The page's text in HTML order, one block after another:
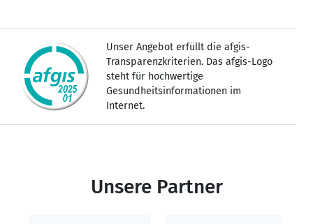
Unser Angebot erfüllt die afgis-
Transparenzkriterien. Das afgis-Logo
steht für hochwertige
Gesundheitsinformationen im
Internet.
Unsere Partner